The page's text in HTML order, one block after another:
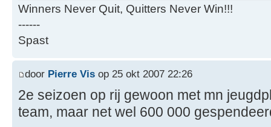
Winners Never Quit, Quitters Never Win!!!
------
Spast
door Pierre Vis op 25 okt 2007 22:26
2e seizoen op rij gewoon met mn
team, maar net wel 600 000